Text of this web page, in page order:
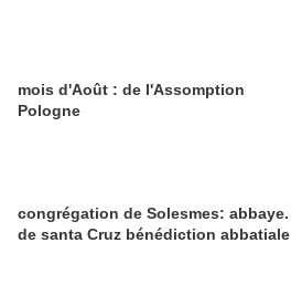
mois d'Août : de l'Assomption
Pologne
congrégation de Solesmes: abbaye.
de santa Cruz bénédiction abbatiale